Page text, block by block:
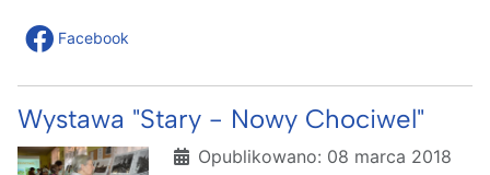
Facebook
Wystawa "Stary - Nowy Chociwel"
Szczegóły
Opublikowano: 08 marca 2018